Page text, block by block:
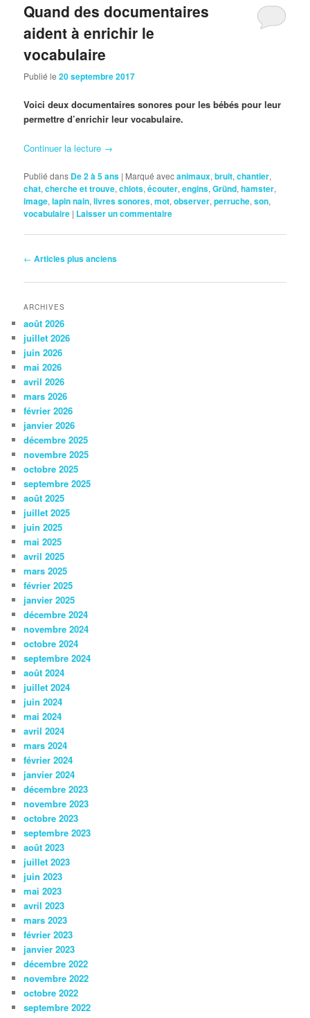
Quand des documentaires
aident à enrichir le
vocabulaire
Publié le20 septembre 2017
Voici deux documentaires sonores pour les bébés pour leur
permettre d’enrichir leur vocabulaire.
Continuer la lecture →
Publié dans De 2 à 5 ans | Marqué avecanimaux,bruit,chantier,
chat,cherche et trouve,chiots,écouter,engins,Gründ,hamster,
image,lapin nain,livres sonores,mot,observer,perruche,son,
vocabulaire | Laisser un commentaire
Navigation
articles
← Articles plus anciens
ARCHIVES
août 2026
juillet 2026
juin 2026
mai 2026
avril 2026
mars 2026
février 2026
janvier 2026
décembre 2025
novembre 2025
octobre 2025
septembre 2025
août 2025
juillet 2025
juin 2025
mai 2025
avril 2025
mars 2025
février 2025
janvier 2025
décembre 2024
novembre 2024
octobre 2024
septembre 2024
août 2024
juillet 2024
juin 2024
mai 2024
avril 2024
mars 2024
février 2024
janvier 2024
décembre 2023
novembre 2023
octobre 2023
septembre 2023
août 2023
juillet 2023
juin 2023
mai 2023
avril 2023
mars 2023
février 2023
janvier 2023
décembre 2022
novembre 2022
octobre 2022
septembre 2022